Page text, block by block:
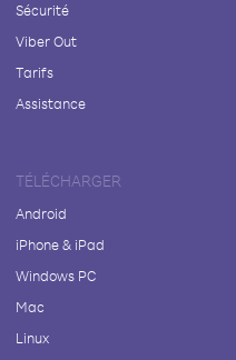
Sécurité
Viber Out
Tarifs
Assistance
TÉLÉCHARGER
Android
iPhone & iPad
Windows PC
Mac
Linux